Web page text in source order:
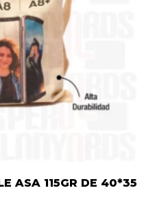
ASA 115GR DE 40*35